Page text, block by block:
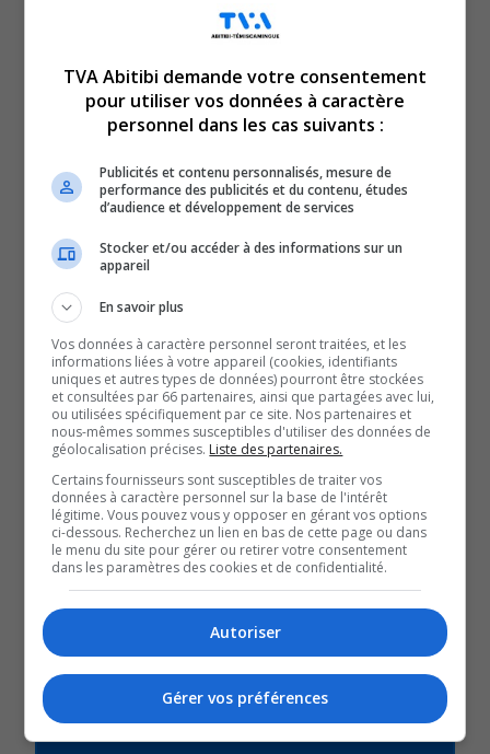
C’était jour d’élection à la
MRC de la Vallée-de-l’Or.
Après quatre ans à titre de préfet, Martin Ferron laissera
sa place, en janvier prochain, à Céline Brindamour, qui a
été élue par acclamation.
préfète de l’histoire de la MRCVO, c’est un nouveau défi
costaud qu’elle s’apprête à réaliser.
Par ailleurs, la MRC de la Vallée-de-l’Or s’apprête à
débuter une année de changement.
Avec un budget total de 22.7 millions, c’est l’amélioration
en continu des opérations qui est visée.
D’ailleurs, plus de la moitié du budget, soit 13 millions,
est réservé à la gestion des matières résiduelles.
Mais toujours selon Martin Ferron, chaque citoyen doit
faire sa part des choses.
Pour assurer une meilleure transition des dossiers,
fonction dès le 1er janvier 2024.
Martin Ferron, de son côté, sera préfet suppléant.
QUESTION DU JOUR
TVA Abitibi demande votre consentement
pour utiliser vos données à caractère
personnel dans les cas suivants :
Publicités et contenu personnalisés, mesure de
performance des publicités et du contenu, études
d’audience et développement de services
Stocker et/ou accéder à des informations sur un
appareil
En savoir plus
Vos données à caractère personnel seront traitées, et les
informations liées à votre appareil (cookies, identifiants
uniques et autres types de données) pourront être stockées
et consultées par 66 partenaires, ainsi que partagées avec lui,
ou utilisées spécifiquement par ce site. Nos partenaires et
nous-mêmes sommes susceptibles d'utiliser des données de
géolocalisation précises. Liste des partenaires.
Certains fournisseurs sont susceptibles de traiter vos
données à caractère personnel sur la base de l'intérêt
légitime. Vous pouvez vous y opposer en gérant vos options
ci-dessous. Recherchez un lien en bas de cette page ou dans
le menu du site pour gérer ou retirer votre consentement
dans les paramètres des cookies et de confidentialité.
Autoriser
Gérer vos préférences